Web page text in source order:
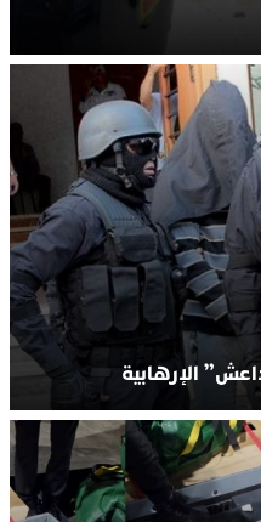
الإرهابية